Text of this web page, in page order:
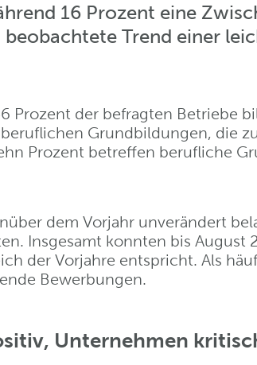
16 Prozent eine
Trend einer
Prozent der befragten Betriebe
Grundbildungen, die
Prozent betreffen berufliche
dem Vorjahr unverändert
Insgesamt konnten bis August
der Vorjahre entspricht. Als
Bewerbungen.
Unternehmen